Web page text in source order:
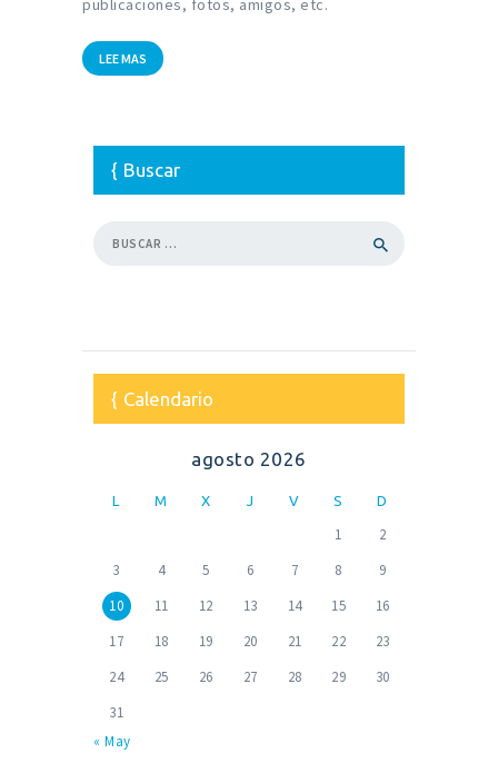
publicaciones, fotos, amigos, etc.
LEE MAS
Buscar
Calendario
agosto 2026
L M X J V S D
1
2
3
4 5 6 7 8
9
10
11 12 13 14 15
16
17
18 19 20 21 22
23
24
25 26 27 28 29
30
31
« May